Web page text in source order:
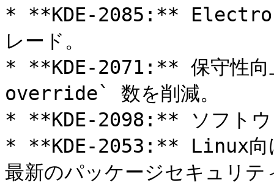
* **KDE-2085:**
レード。
* **KDE-2071:** 保守性向
override` 数を削減。
* **KDE-2098:** ソフトウ
* **KDE-2053:** Linux向け
最新のパッケージセキュリテ